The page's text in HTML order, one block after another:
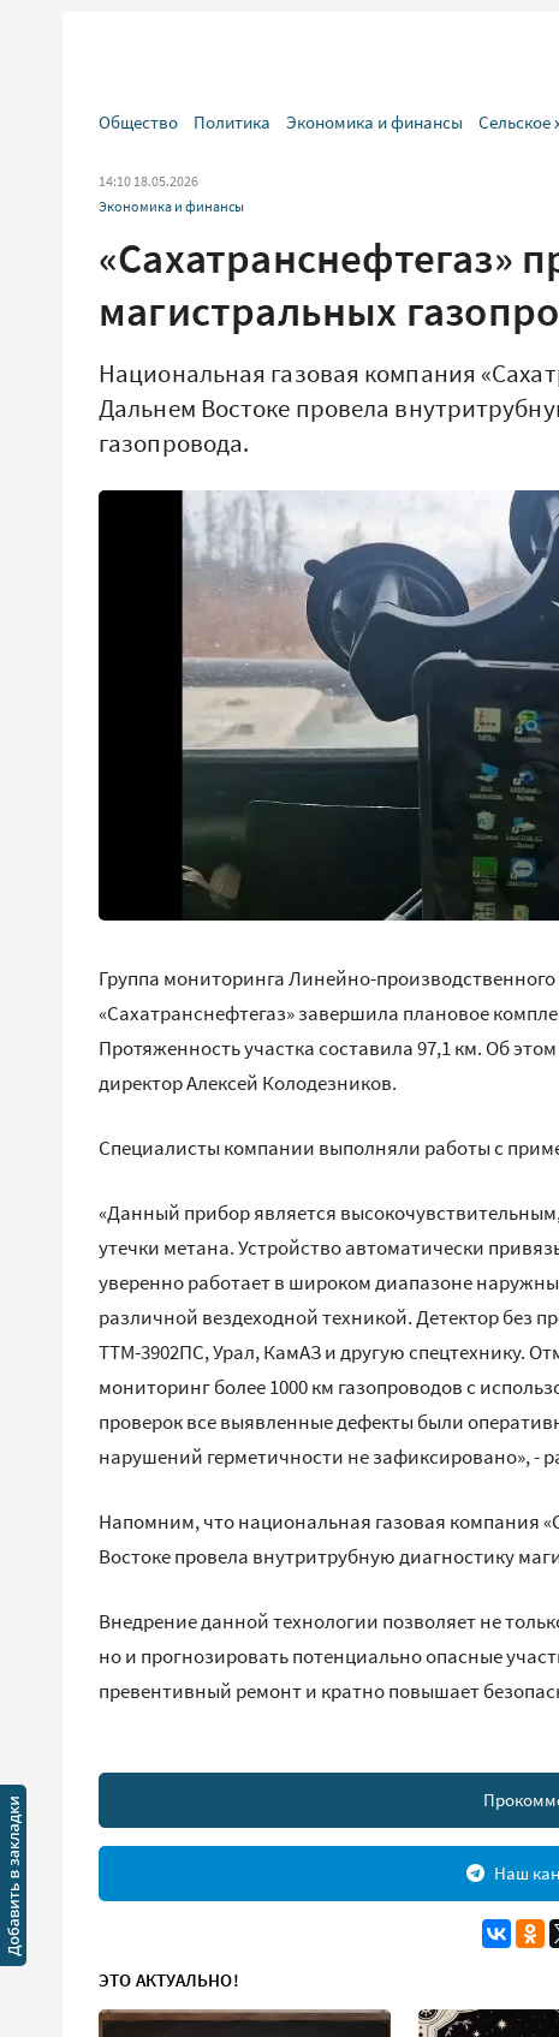
Общество Политика Экономика и финансы Сельское
14:10 18.05.2026
Экономика и финансы
«Сахатранснефтегаз»
магистральных
Национальная газовая компания
Дальнем Востоке провела
газопровода.
Группа мониторинга Линейно-
«Сахатранснефтегаз» завершила плановое
Протяженность участка составила 97,1 км. Об
директор Алексей Колодезников.
Специалисты компании выполняли работы с
«Данный прибор является
утечки метана. Устройство автоматически
уверенно работает в широком диапазоне
различной вездеходной техникой. Детектор без
ТТМ-3902ПС, Урал, КамАЗ и другую спецтехнику.
мониторинг более 1000 км газопроводов с
проверок все выявленные дефекты были
нарушений герметичности не зафиксировано», -
Напомним, что национальная газовая компания
Востоке провела внутритрубную диагностику
Внедрение данной технологии позволяет не
но и прогнозировать потенциально опасные
превентивный ремонт и кратно повышает
Наш
ЭТО АКТУАЛЬНО!